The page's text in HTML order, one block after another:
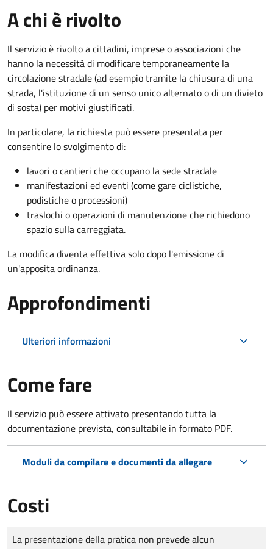
A chi è rivolto
Il servizio è rivolto a cittadini, imprese o associazioni che
hanno la necessità di modificare temporaneamente la
circolazione stradale (ad esempio tramite la chiusura di una
strada, l'istituzione di un senso unico alternato o di un divieto
di sosta) per motivi giustificati.
In particolare, la richiesta può essere presentata per
consentire lo svolgimento di:
lavori o cantieri che occupano la sede stradale
manifestazioni ed eventi (come gare ciclistiche,
podistiche o processioni)
traslochi o operazioni di manutenzione che richiedono
spazio sulla carreggiata.
La modifica diventa effettiva solo dopo l'emissione di
un'apposita ordinanza.
Approfondimenti
Ulteriori informazioni
Come fare
Il servizio può essere attivato presentando tutta la
documentazione prevista, consultabile in formato PDF.
Moduli da compilare e documenti da allegare
Costi
Tipo di pagamento
Importo
La presentazione della pratica non prevede alcun